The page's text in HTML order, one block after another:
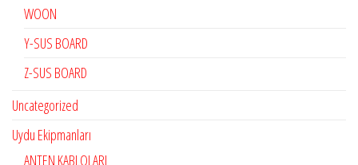
WOON
Y-SUS BOARD
Z-SUS BOARD
Uncategorized
Uydu Ekipmanları
ANTEN KABLOLARI